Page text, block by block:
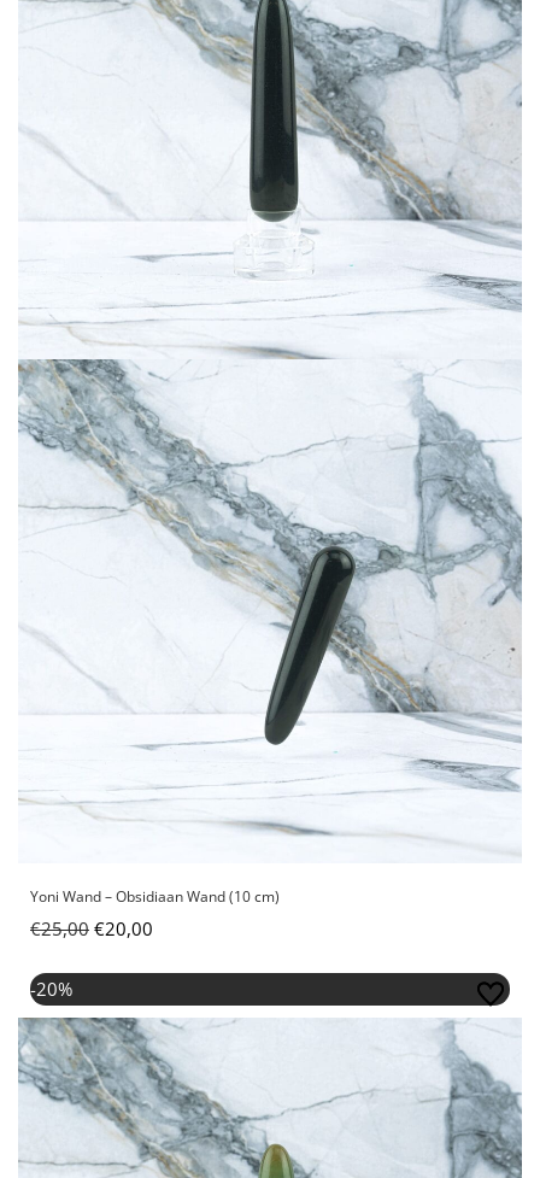
Yoni Wand – Obsidiaan Wand (10 cm)
€25,00 €20,00
-20%
Oorspronkelijke prijs was: €25,00.
Huidige prijs is: €20,00.